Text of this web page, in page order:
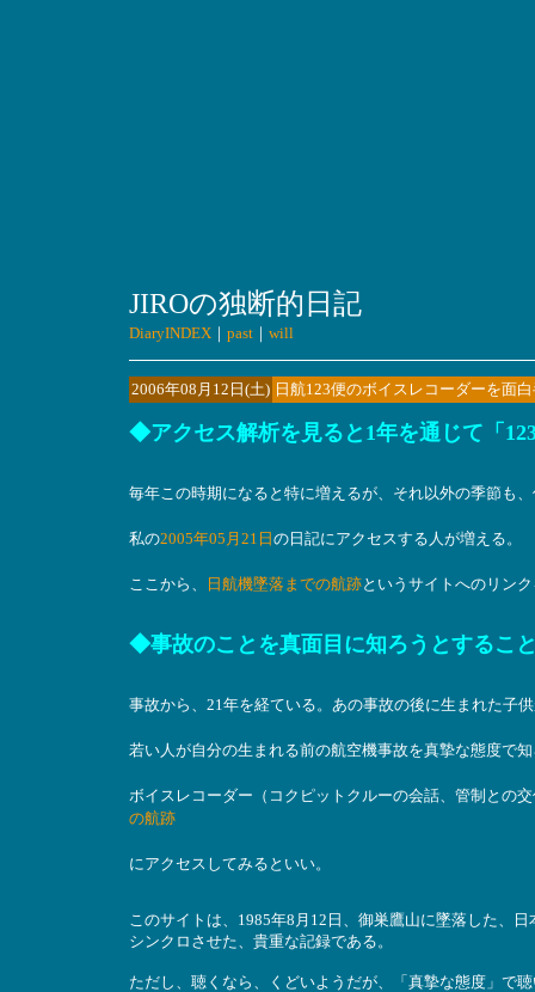
JIROの独断的日記
DiaryINDEX｜ past｜ will
2006年08月12日(土) 日航123便のボイスレコーダーを面
◆アクセス解析を見ると1年を通じて「
毎年この時期になると特に増えるが、それ以外の季節も
私の2005年05月21日 の日記にアクセスする人が増える。
ここから、 日航機墜落までの航跡というサイトへのリン
◆事故のことを真面目に知ろうとするこ
事故から、21年を経ている。あの事故の後に生まれた子
若い人が自分の生まれる前の航空機事故を真摯な態度で
ボイスレコーダー（コクピットクルーの会話、管制との
の航跡
にアクセスしてみるといい。
このサイトは、1985年8月12日、御巣鷹山に墜落した、
シンクロさせた、貴重な記録である。
ただし、聴くなら、くどいようだが、「真摯な態度」で